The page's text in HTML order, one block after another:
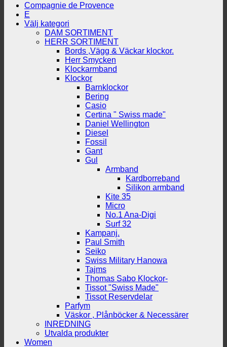
Compagnie de Provence
E
Välj kategori
DAM SORTIMENT
HERR SORTIMENT
Bords ,Vägg & Väckar klockor.
Herr Smycken
Klockarmband
Klockor
Barnklockor
Bering
Casio
Certina " Swiss made"
Daniel Wellington
Diesel
Fossil
Gant
Gul
Armband
Kardborreband
Silikon armband
Kite 35
Micro
No.1 Ana-Digi
Surf 32
Kampanj.
Paul Smith
Seiko
Swiss Military Hanowa
Tajms
Thomas Sabo Klockor-
Tissot "Swiss Made"
Tissot Reservdelar
Parfym
Väskor , Plånböcker & Necessärer
INREDNING
Utvalda produkter
Women